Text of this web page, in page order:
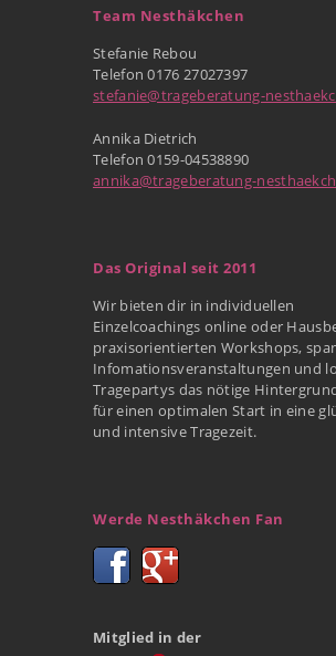
Team Nesthäkchen
Stefanie Rebou
Telefon 0176 27027397
stefanie@trageberatung-
Annika Dietrich
Telefon 0159-04538890
annika@trageberatung-
Das Original seit 2011
Wir bieten dir in individuellen
Einzelcoachings online oder
praxisorientierten Workshops,
Infomationsveranstaltungen und
Tragepartys das nötige
für einen optimalen Start in eine
und intensive Tragezeit.
Werde Nesthäkchen Fan
Mitglied in der